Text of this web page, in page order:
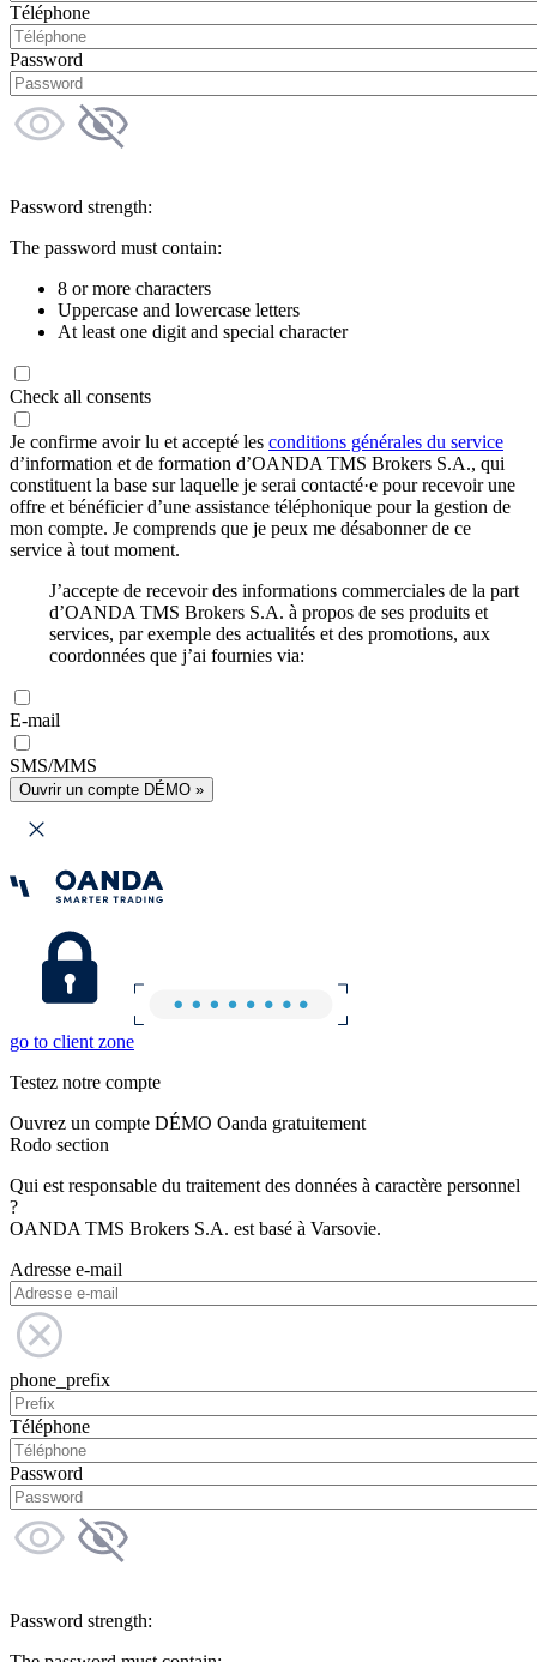
Téléphone
Password
Password strength:
The password must contain:
8 or more characters
Uppercase and lowercase letters
At least one digit and special character
Check all consents
Je confirme avoir lu et accepté les conditions générales du service
d’information et de formation d’OANDA TMS Brokers S.A., qui
constituent la base sur laquelle je serai contacté·e pour recevoir une
offre et bénéficier d’une assistance téléphonique pour la gestion de
mon compte. Je comprends que je peux me désabonner de ce
service à tout moment.
J’accepte de recevoir des informations commerciales de la part
d’OANDA TMS Brokers S.A. à propos de ses produits et
services, par exemple des actualités et des promotions, aux
coordonnées que j’ai fournies via:
E-mail
SMS/MMS
Ouvrir un compte DÉMO »
go to client zone
Testez notre compte
Ouvrez un compte DÉMO Oanda gratuitement
Rodo section
Qui est responsable du traitement des données à caractère personnel
?
OANDA TMS Brokers S.A. est basé à Varsovie.
Adresse e-mail
phone_prefix
Téléphone
Password
Password strength: